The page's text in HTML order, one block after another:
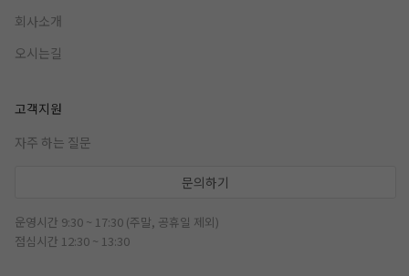
회사소개
오시는길
고객지원
자주 하는 질문
문의하기
운영시간 9:30 ~ 17:30 (주말, 공휴일 제외)
점심시간 12:30 ~ 13:30